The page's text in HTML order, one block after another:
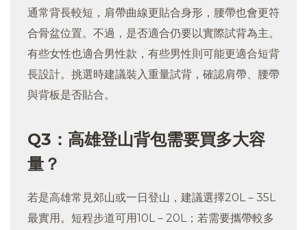
通常背長較短，肩帶曲線更貼合身形，腰帶也會更符
合骨盆位置。不過，是否適合仍要以實際試背為主。
有些女性也適合男性款，有些男性則可能更適合短背
長設計。挑選時建議裝入重量試背，確認肩帶、腰帶
與背板是否貼合。
Q3：高雄登山背包需要買多大容
量？
若是高雄常見郊山或一日登山，建議選擇20L－35L
最實用。短程步道可用10L－20L；若需要攜帶較多